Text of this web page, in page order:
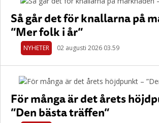
Så går det för knallarna på
”Mer folk i år”
NYHETER 02 augusti 2026 03.59
För många är det årets
”Den bästa träffen”